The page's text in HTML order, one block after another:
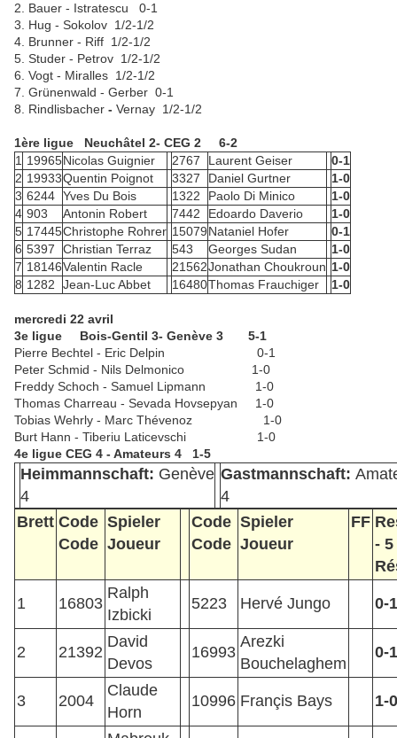
2. Bauer - Istratescu 0-1
3. Hug - Sokolov 1/2-1/2
4. Brunner - Riff 1/2-1/2
5. Studer - Petrov 1/2-1/2
6. Vogt - Miralles 1/2-1/2
7. Grünenwald - Gerber 0-1
8. Rindlisbacher - Vernay 1/2-1/2
1ère ligue Neuchâtel 2- CEG 2 6-2
1 19965Nicolas Guignier 2767 Laurent Geiser
0-1
2 19933Quentin Poignot 3327 Daniel Gurtner
1-0
3 6244 Yves Du Bois 1322 Paolo Di Minico
1-0
4 903 Antonin Robert 7442 Edoardo Daverio
1-0
5 17445Christophe Rohrer 15079Nataniel Hofer
0-1
6 5397 Christian Terraz 543 Georges Sudan
1-0
7 18146Valentin Racle 21562Jonathan Choukroun 1-0
8 1282 Jean-Luc Abbet 16480Thomas Frauchiger 1-0
mercredi 22 avril
3e ligue Bois-Gentil 3- Genève 3 5-1
Pierre Bechtel - Eric Delpin 0-1
Peter Schmid - Nils Delmonico 1-0
Freddy Schoch - Samuel Lipmann 1-0
Thomas Charreau - Sevada Hovsepyan 1-0
Tobias Wehrly - Marc Thévenoz 1-0
Burt Hann - Tiberiu Laticevschi 1-0
4e ligue CEG 4 - Amateurs 4 1-5
Heimmannschaft: Genève
4
Gastmannschaft:
4
Brett Code
Code
Spieler
Joueur
Code
Code
Spieler
Joueur
FF
- 5
1 16803
Ralph
Izbicki
5223 Hervé Jungo 0-1
2 21392
David
Devos
16993
Arezki
Bouchelaghem
0-1
3 2004
Claude
Horn
10996 Françis Bays 1-0